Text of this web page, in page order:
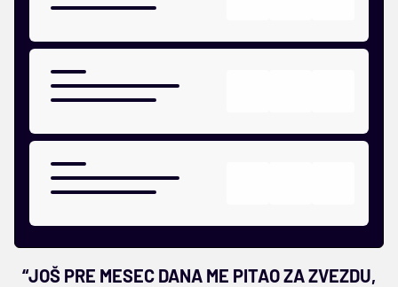
“JOŠ PRE MESEC DANA ME PITAO ZA ZVEZDU,